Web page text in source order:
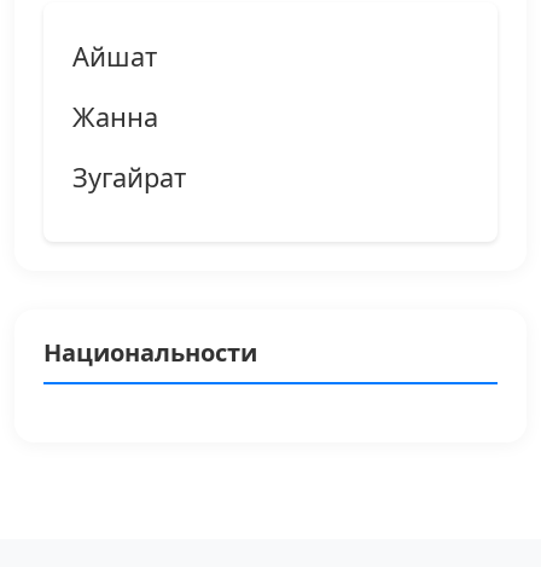
Айшат
Жанна
Зугайрат
Национальности